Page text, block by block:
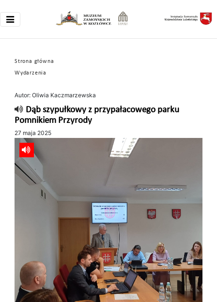
Strona główna
Wydarzenia
Autor: Oliwia Kaczmarzewska
Dąb szypułkowy z przypałacowego parku
Pomnikiem Przyrody
27 maja 2025